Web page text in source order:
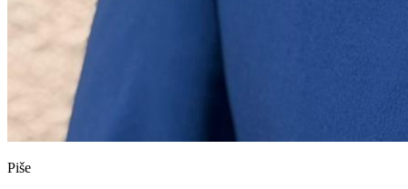
Piše